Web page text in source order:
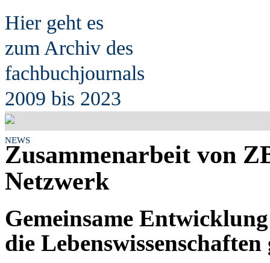
Hier geht es
zum Archiv des
fachbuchjournals
2009 bis 2023
NEWS
Zusammenarbeit von
Netzwerk
Gemeinsame
die